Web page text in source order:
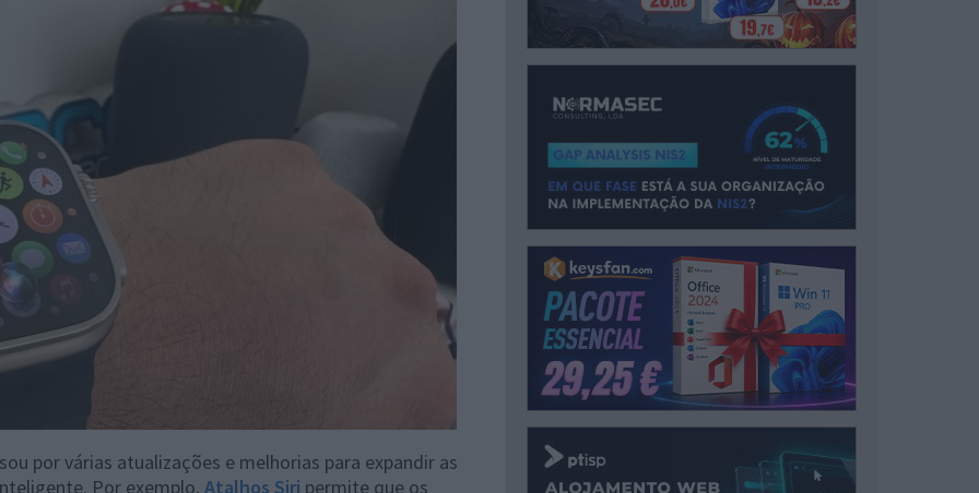
por várias atualizações e melhorias para expandir as
Por exemplo,Atalhos Siri permite que os